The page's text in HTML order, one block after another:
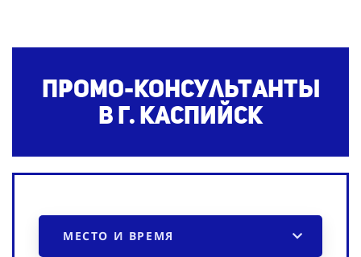
Промо-консультанты
в г. Каспийск
МЕСТО И ВРЕМЯ